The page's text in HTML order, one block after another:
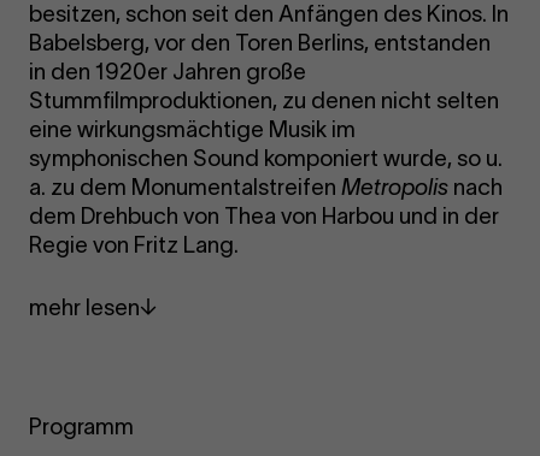
besitzen, schon seit den Anfängen des Kinos. In
Babelsberg, vor den Toren Berlins, entstanden
in den 1920er Jahren große
Stummfilmproduktionen, zu denen nicht selten
eine wirkungsmächtige Musik im
symphonischen Sound komponiert wurde, so u.
a. zu dem Monumentalstreifen Metropolis nach
dem Drehbuch von Thea von Harbou und in der
Regie von Fritz Lang.
mehr lesen
Programm